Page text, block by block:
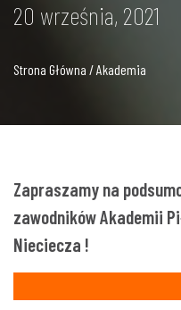
20 września, 2021
Strona Główna / Akademia
Zapraszamy na
zawodników Akademii
Nieciecza !